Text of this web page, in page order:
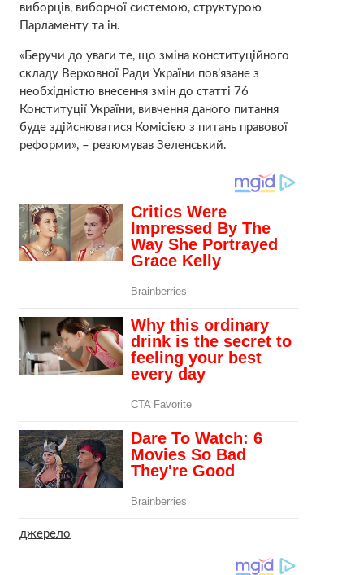
виборців, виборчої системою, структурою
Парламенту та ін.
«Беручи до уваги те, що зміна конституційного
складу Верховної Ради України пов’язане з
необхідністю внесення змін до статті 76
Конституції України, вивчення даного питання
буде здійснюватися Комісією з питань правової
реформи», – резюмував Зеленський.
джерело